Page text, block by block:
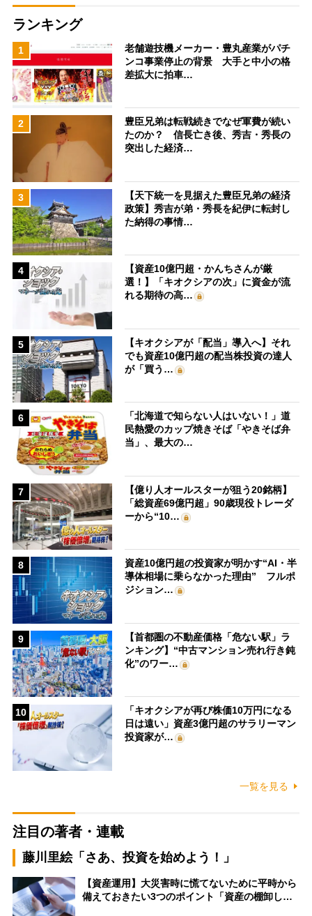
ランキング
1
老舗遊技機メーカー・豊丸産業がパチ
ンコ事業停止の背景 大手と中小の格
差拡大に拍車…
2
豊臣兄弟は転戦続きでなぜ軍費が続い
たのか？ 信長亡き後、秀吉・秀長の
突出した経済…
3
【天下統一を見据えた豊臣兄弟の経済
政策】秀吉が弟・秀長を紀伊に転封し
た納得の事情…
4
【資産10億円超・かんちさんが厳
選！】「キオクシアの次」に資金が流
れる期待の高…
5
【キオクシアが「配当」導入へ】それ
でも資産10億円超の配当株投資の達人
が「買う…
6
「北海道で知らない人はいない！」道
民熱愛のカップ焼きそば「やきそば弁
当」、最大の…
7
【億り人オールスターが狙う20銘柄】
「総資産69億円超」90歳現役トレーダ
ーから“10…
8
資産10億円超の投資家が明かす“AI・半
導体相場に乗らなかった理由” フルポ
ジション…
9
【首都圏の不動産価格「危ない駅」ラ
ンキング】“中古マンション売れ行き鈍
化”のワー…
10
「キオクシアが再び株価10万円になる
日は遠い」資産3億円超のサラリーマン
投資家が…
一覧を見る
注目の著者・連載
藤川里絵「さあ、投資を始めよう！」
【資産運用】大災害時に慌てないために平時から
備えておきたい3つのポイント「資産の棚卸し…